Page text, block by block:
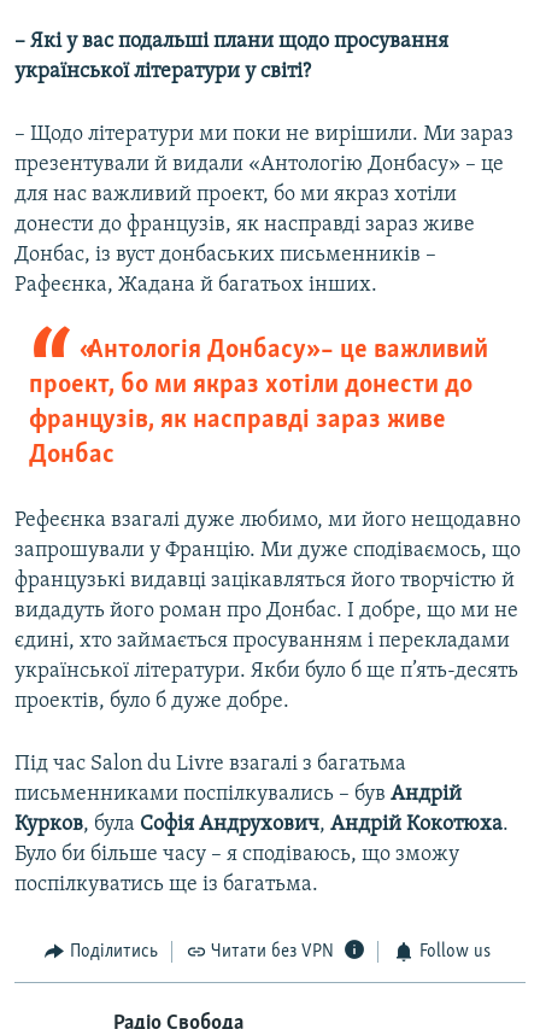
– Які у вас подальші плани щодо просування
української літератури у світі?
– Щодо літератури ми поки не вирішили. Ми зараз
презентували й видали «Антологію Донбасу» – це
для нас важливий проект, бо ми якраз хотіли
донести до французів, як насправді зараз живе
Донбас, із вуст донбаських письменників –
Рафеєнка, Жадана й багатьох інших.
«Антологія Донбасу» – це важливий
проект, бо ми якраз хотіли донести до
французів, як насправді зараз живе
Донбас
Рефеєнка взагалі дуже любимо, ми його нещодавно
запрошували у Францію. Ми дуже сподіваємось, що
французькі видавці зацікавляться його творчістю й
видадуть його роман про Донбас. І добре, що ми не
єдині, хто займається просуванням і перекладами
української літератури. Якби було б ще п’ять-десять
проектів, було б дуже добре.
Під час Salon du Livre взагалі з багатьма
письменниками поспілкувались – був Андрій
Курков, була Софія Андрухович, Андрій Кокотюха.
Було би більше часу – я сподіваюсь, що зможу
поспілкуватись ще із багатьма.
Поділитись Читати без VPN Follow us
Радіо Свобода